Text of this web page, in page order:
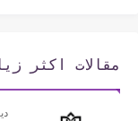
مقالات اكثر